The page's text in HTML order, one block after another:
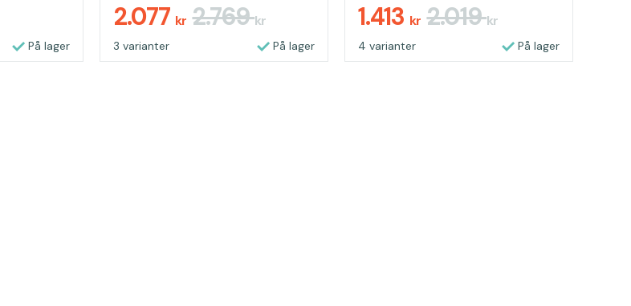
På lager
2.077 kr 2.769kr
3 varianter På lager
1.413 kr 2.019kr
4 varianter På lager